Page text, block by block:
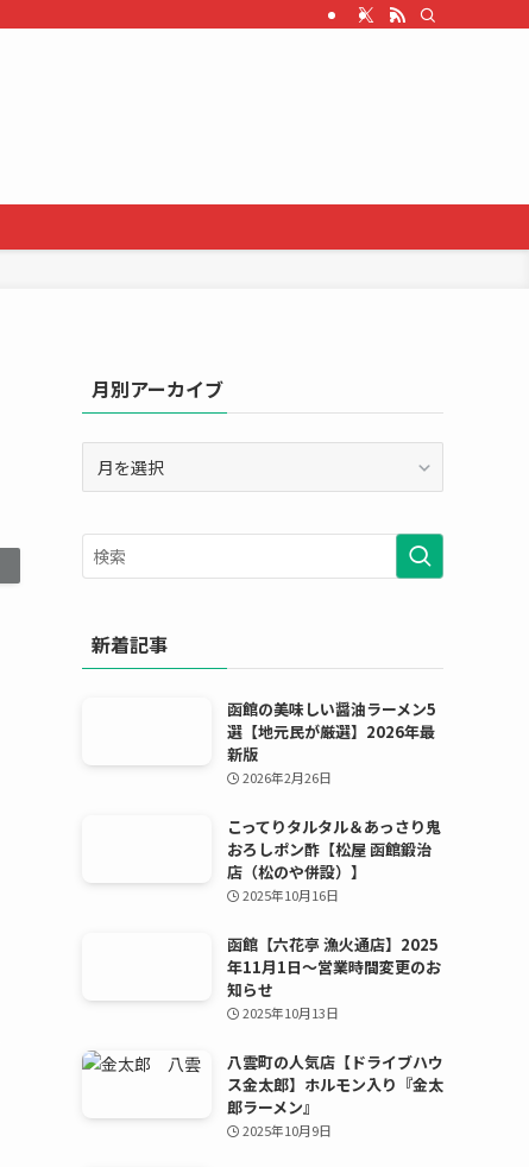
月別アーカイブ
ー
カ
イ
新着記事
函館の美味しい醤油ラーメン5
選【地元民が厳選】2026年最
新版
2026年2月26日
こってりタルタル＆あっさり鬼
おろしポン酢【松屋 函館鍛治
店（松のや併設）】
2025年10月16日
函館【六花亭 漁火通店】2025
年11月1日〜営業時間変更のお
知らせ
2025年10月13日
八雲町の人気店【ドライブハウ
ス金太郎】ホルモン入り『金太
郎ラーメン』
2025年10月9日